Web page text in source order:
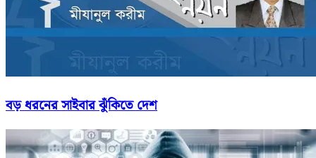
বড় ধরনের সাইবার ঝুঁকিতে দেশ